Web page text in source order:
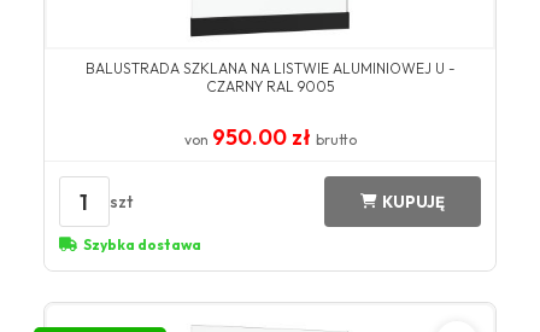
BALUSTRADA SZKLANA NA LISTWIE ALUMINIOWEJ U -
CZARNY RAL 9005
von 950.00 zł brutto
1 szt KUPUJĘ
Szybka dostawa